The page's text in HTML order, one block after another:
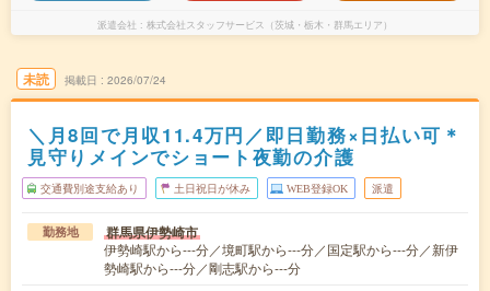
派遣会社 株式会社スタッフサービス（茨城・栃木・群馬エリア）
未読 掲載日 2026/07/24
＼月8回で月収11.4万円／即日勤務×日払い可＊
見守りメインでショート夜勤の介護
交通費別途支給あり 土日祝日が休み WEB登録OK 派遣
勤務地 群馬県伊勢崎市
伊勢崎駅から---分／境町駅から---分／国定駅から---分／新伊
勢崎駅から---分／剛志駅から---分